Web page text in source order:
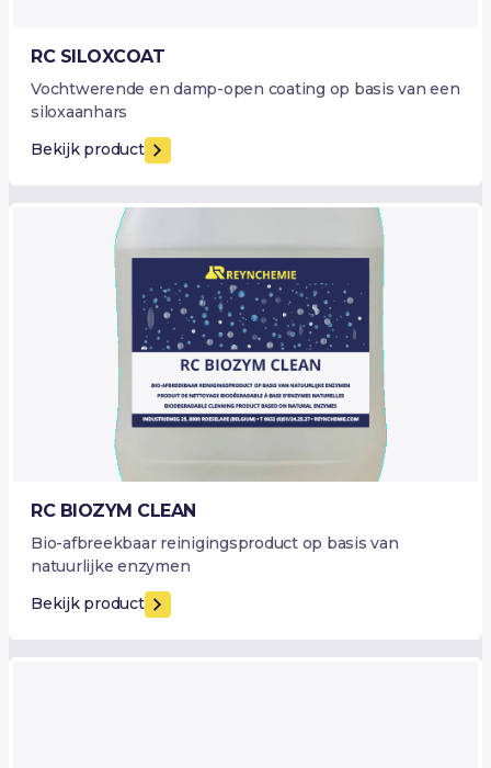
RC SILOXCOAT
Vochtwerende en damp-open coating op basis van een
siloxaanhars
Bekijk product
RC BIOZYM CLEAN
Bio-afbreekbaar reinigingsproduct op basis van
natuurlijke enzymen
Bekijk product